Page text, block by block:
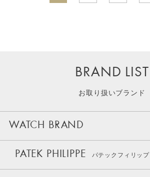
BRAND LIST
お取り扱いブランド
WATCH BRAND
PATEK PHILIPPE パテックフィリップ